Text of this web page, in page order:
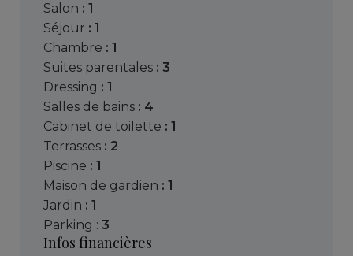
salon : 1
séjour : 1
chambre : 1
suites parentales : 3
dressing : 1
salles de bains : 4
cabinet de toilette : 1
terrasses : 2
piscine : 1
maison de gardien : 1
jardin : 1
parking : 3
Infos financières